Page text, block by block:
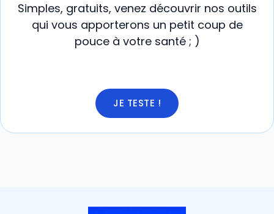
Simples, gratuits, venez découvrir nos outils
qui vous apporterons un petit coup de
pouce à votre santé ; )
JE TESTE !